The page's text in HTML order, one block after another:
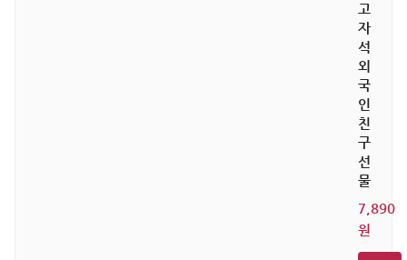
고
자
석
외
국
인
친
구
선
물
7,890
원